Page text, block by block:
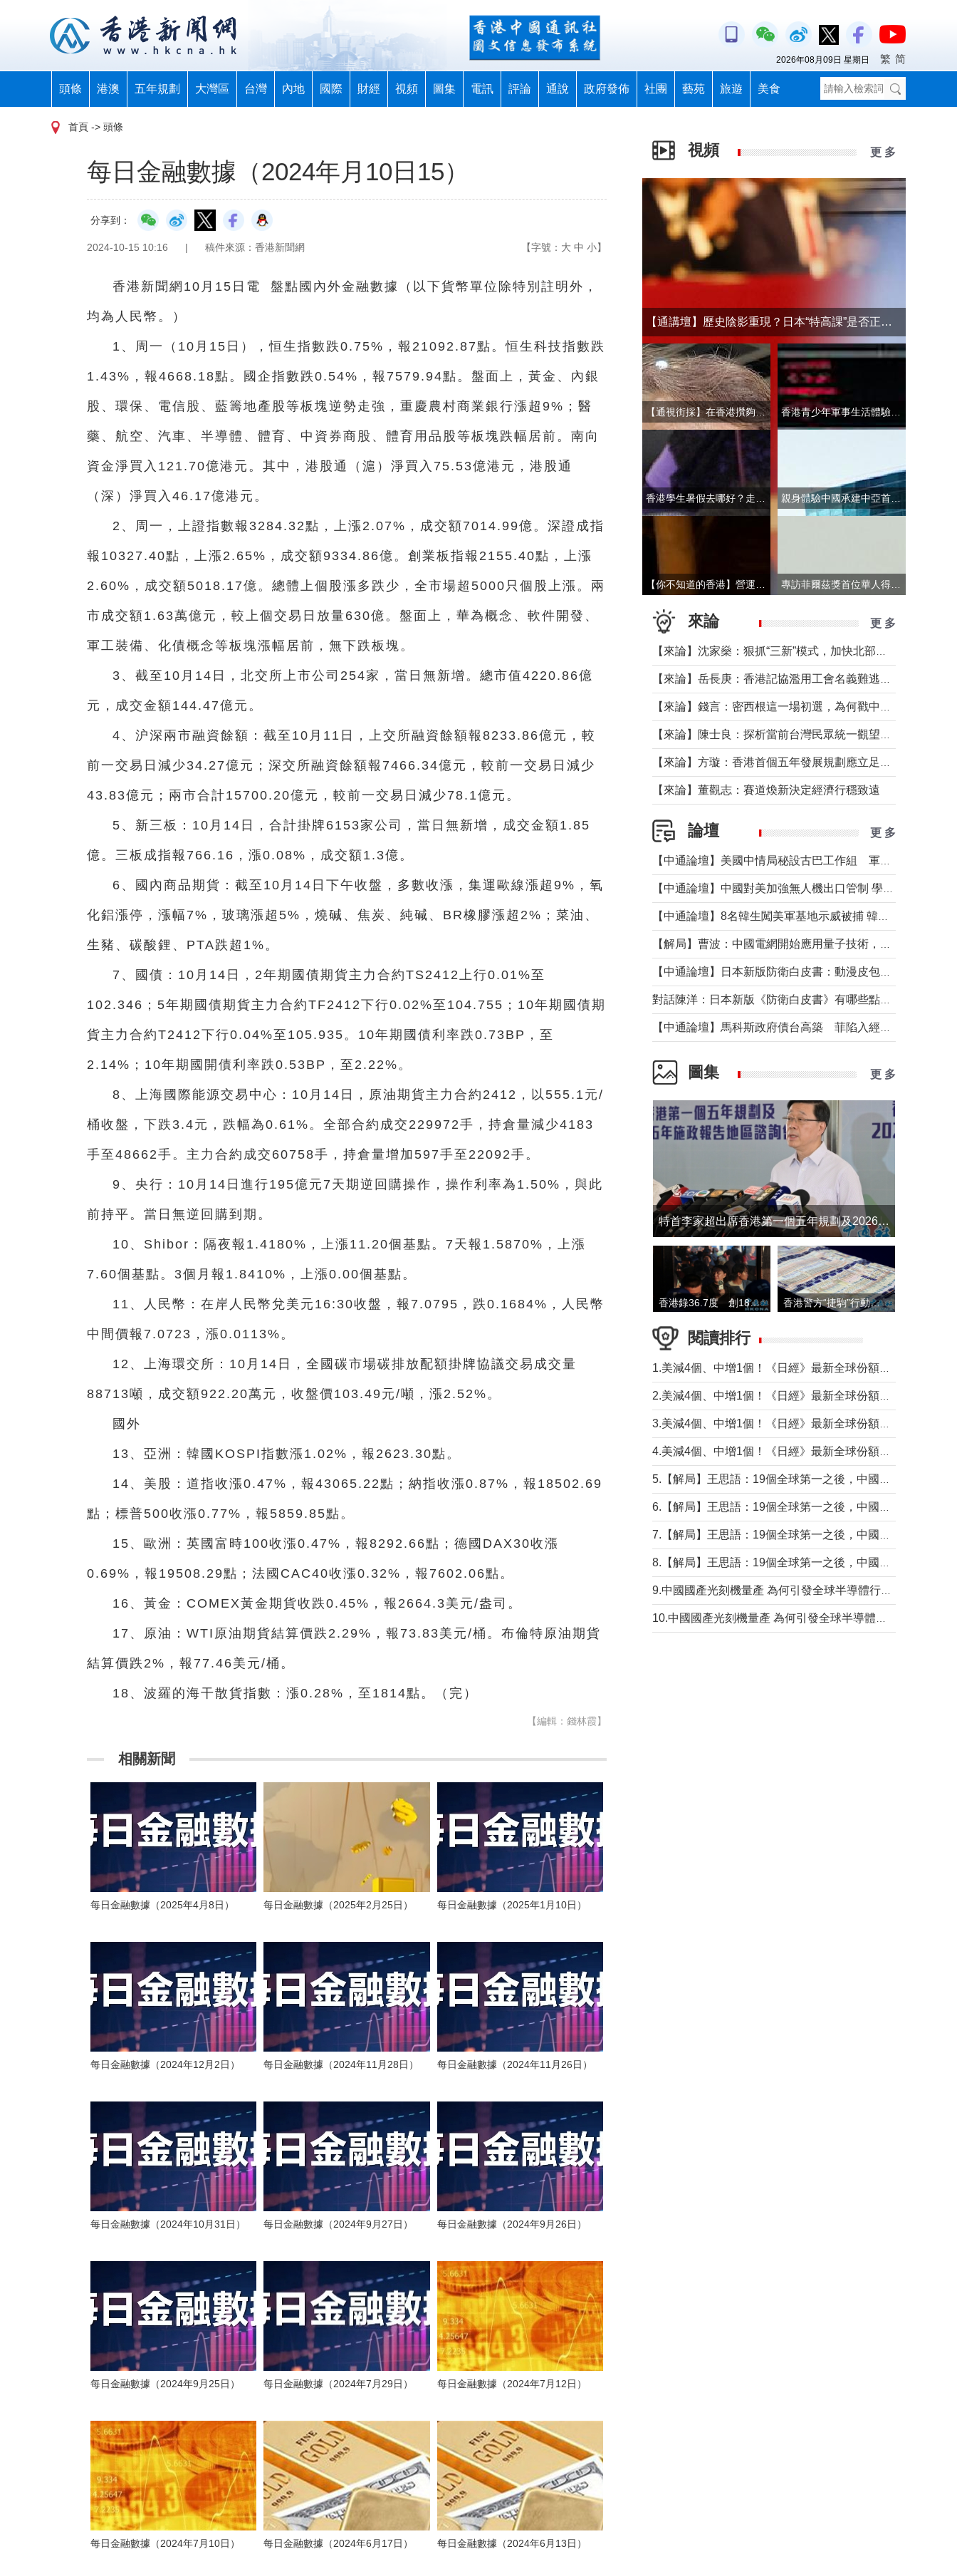
頭條 港澳 五年規劃 大灣區 台灣 內地 國際 財經 視頻 圖集 電訊 評論 通說 政府發佈 社團 藝苑 旅遊 美食
2026年08月09日 星期日 繁 简
首頁 -> 頭條
每日金融數據（2024年月10日15）
分享到：
2024-10-15 10:16 | 稿件來源：香港新聞網 【字號： 大 中 小】
香港新聞網10月15日電 盤點國內外金融數據（以下貨幣單位除特別註明外，
均為人民幣。）
1、 周一（ 10月15日 ），恒生指數跌0.75%，報21092.87點。恒生科技指數跌
1.43%，報4668.18點。國企指數跌0.54%，報7579.94點。盤面上，黃金、內銀
股、環保、電信股、藍籌地產股等板塊逆勢走強，重慶農村商業銀行漲超9%；醫
藥、航空、汽車、半導體、體育、中資券商股、體育用品股等板塊跌幅居前。南向
資金淨買入121.70億港元。其中，港股通（滬）淨買入75.53億港元，港股通
（深）淨買入46.17億港元。
2、 周一，上證指數報3284.32點，上漲2.07%，成交額7014.99億。深證成指
報10327.40點，上漲2.65%，成交額9334.86億。創業板指報2155.40點，上漲
2.60%，成交額5018.17億。總體上個股漲多跌少，全市場超5000只個股上漲。兩
市成交額1.63萬億元，較上個交易日放量630億。盤面上，華為概念、軟件開發、
軍工裝備、化債概念等板塊漲幅居前，無下跌板塊。
3、截至10月14日，北交所上市公司254家，當日無新增。總市值4220.86億
元，成交金額144.47億元。
4、沪深兩市融資餘額：截至10月11日，上交所融資餘額報8233.86億元，較
前一交易日減少34.27億元；深交所融資餘額報7466.34億元，較前一交易日減少
43.83億元；兩市合計15700.20億元，較前一交易日減少78.1億元。
5、新三板：10月14日，合計掛牌6153家公司，當日無新增，成交金額1.85
億。三板成指報766.16，漲0.08%，成交額1.3億。
6、國內商品期貨：截至10月14日下午收盤，多數收漲，集運歐線漲超9%，氧
化鋁漲停，漲幅7%，玻璃漲超5%，燒碱、焦炭、純碱、BR橡膠漲超2%；菜油、
生豬、碳酸鋰、PTA跌超1%。
7、國債：10月14日，2年期國債期貨主力合約TS2412上行0.01%至
102.346；5年期國債期貨主力合約TF2412下行0.02%至104.755；10年期國債期
貨主力合約T2412下行0.04%至105.935。10年期國債利率跌0.73BP，至
2.14%；10年期國開債利率跌0.53BP，至2.22%。
8、上海國際能源交易中心：10月14日，原油期貨主力合約2412，以555.1元/
桶收盤，下跌3.4元，跌幅為0.61%。全部合約成交229972手，持倉量減少4183
手至48662手。主力合約成交60758手，持倉量增加597手至22092手。
9、央行：10月14日進行195億元7天期逆回購操作，操作利率為1.50%，與此
前持平。當日無逆回購到期。
10、Shibor：隔夜報1.4180%，上漲11.20個基點。7天報1.5870%，上漲
7.60個基點。3個月報1.8410%，上漲0.00個基點。
11、人民幣：在岸人民幣兌美元16:30收盤，報7.0795，跌0.1684%，人民幣
中間價報7.0723，漲0.0113%。
12、上海環交所：10月14日，全國碳市場碳排放配額掛牌協議交易成交量
88713噸，成交額922.20萬元，收盤價103.49元/噸，漲2.52%。
國外
13、亞洲：韓國KOSPI指數漲1.02%，報2623.30點。
14、美股：道指收漲0.47%，報43065.22點；納指收漲0.87%，報18502.69
點；標普500收漲0.77%，報5859.85點。
15、歐洲：英國富時100收漲0.47%，報8292.66點；德國DAX30收漲
0.69%，報19508.29點；法國CAC40收漲0.32%，報7602.06點。
16、黃金：COMEX黃金期貨收跌0.45%，報2664.3美元/盎司。
17、原油：WTI原油期貨結算價跌2.29%，報73.83美元/桶。布倫特原油期貨
結算價跌2%，報77.46美元/桶。
18、波羅的海干散貨指數：漲0.28%，至1814點。（完）
【編輯：錢林霞】
相關新聞
每日金融數據（2025年4月8日） 每日金融數據（2025年2月25日） 每日金融數據（2025年1月10日）
每日金融數據（2024年12月2日） 每日金融數據（2024年11月28日） 每日金融數據（2024年11月26日）
每日金融數據（2024年10月31日） 每日金融數據（2024年9月27日） 每日金融數據（2024年9月26日）
每日金融數據（2024年9月25日） 每日金融數據（2024年7月29日） 每日金融數據（2024年7月12日）
每日金融數據（2024年7月10日） 每日金融數據（2024年6月17日） 每日金融數據（2024年6月13日）
視頻 更 多
【通講壇】歷史陰影重現？日本“特高課”是否正在借殼還魂
【通視街採】在香港攢夠多少錢才敢退休？有人退而不休，有人放眼大灣區
來論 更 多
【來論】董觀志：賽道煥新決定經濟行穩致遠
論壇 更 多
圖集 更 多
​特首李家超出席香港第一個五年規劃及2026年《施政報告》地區諮詢會
香港錄36.7度 創1884年有紀錄以來最高溫 香港警方“捷駒”行動拘147人 涉洗黑錢逾6億元
閱讀排行